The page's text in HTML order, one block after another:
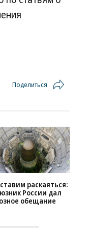
Поделиться
раскаяться:
России дал
обещание